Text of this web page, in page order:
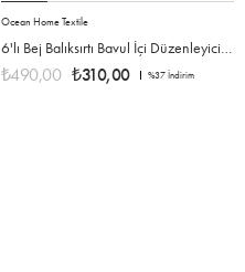
Ocean Home Textile
6'lı Bej Balıksırtı Bavul İçi Düzenleyici Set
₺310,00
₺490,00 %37 İndirim